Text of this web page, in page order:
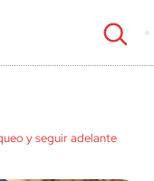
y seguir adelante